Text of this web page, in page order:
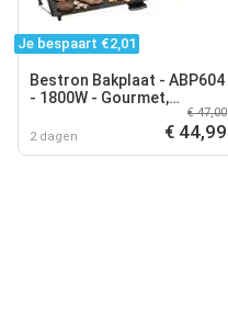
Je bespaart €2,01
Bestron Bakplaat - ABP604
- 1800W - Gourmet,
Grillplaat XL 91x24cm - 8-
10 personen - Zwart
2 dagen
€ 47,00
€ 44,99